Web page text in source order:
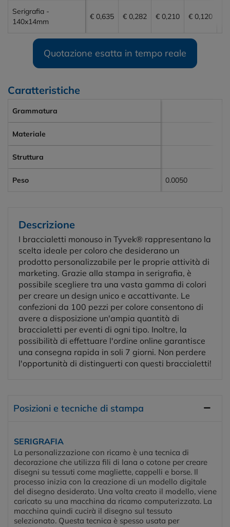
Serigrafia -
140x14mm
€ 0,635 € 0,282 € 0,210 € 0,120
Quotazione esatta in tempo reale
Caratteristiche
Grammatura
Materiale
Struttura
Peso 0.0050
Descrizione
I braccialetti monouso in Tyvek® rappresentano la
scelta ideale per coloro che desiderano un
prodotto personalizzabile per le proprie attività di
marketing. Grazie alla stampa in serigrafia, è
possibile scegliere tra una vasta gamma di colori
per creare un design unico e accattivante. Le
confezioni da 100 pezzi per colore consentono di
avere a disposizione un'ampia quantità di
braccialetti per eventi di ogni tipo. Inoltre, la
possibilità di effettuare l'ordine online garantisce
una consegna rapida in soli 7 giorni. Non perdere
l'opportunità di distinguerti con questi braccialetti!
Posizioni e tecniche di stampa
SERIGRAFIA
La personalizzazione con ricamo è una tecnica di
decorazione che utilizza fili di lana o cotone per creare
disegni su tessuti come magliette, cappelli e borse. Il
processo inizia con la creazione di un modello digitale
del disegno desiderato. Una volta creato il modello, viene
caricato su una macchina da ricamo computerizzata. La
macchina quindi cucirà il disegno sul tessuto
selezionato. Questa tecnica è spesso usata per